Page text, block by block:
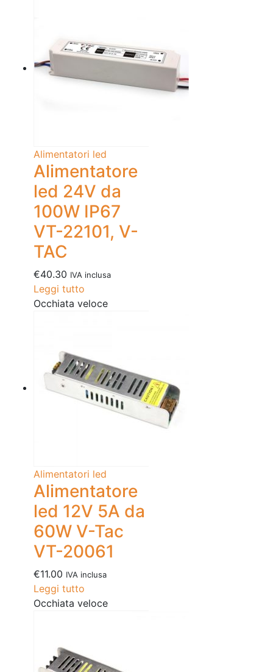
Alimentatori led
Alimentatore
led 24V da
100W IP67
VT-22101, V-
TAC
€40.30 IVA inclusa
Leggi tutto
Occhiata veloce
Alimentatori led
Alimentatore
led 12V 5A da
60W V-Tac
VT-20061
€11.00 IVA inclusa
Leggi tutto
Occhiata veloce